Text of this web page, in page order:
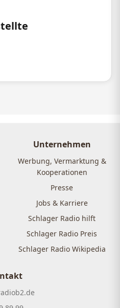
Unternehmen
Werbung, Vermarktung &
Kooperationen
Presse
Jobs & Karriere
Schlager Radio hilft
Schlager Radio Preis
Schlager Radio Wikipedia